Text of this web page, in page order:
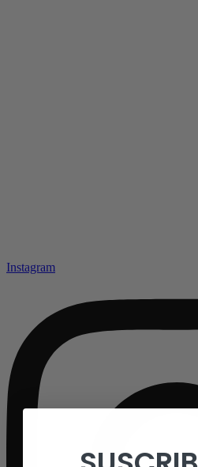
Instagram